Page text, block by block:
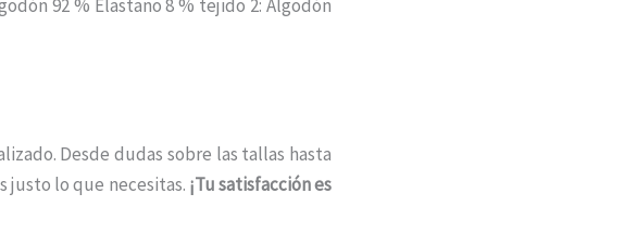
92 % Elastano 8 % tejido 2: Algodón
Desde dudas sobre las tallas hasta
justo lo que necesitas. ¡Tu satisfacción es